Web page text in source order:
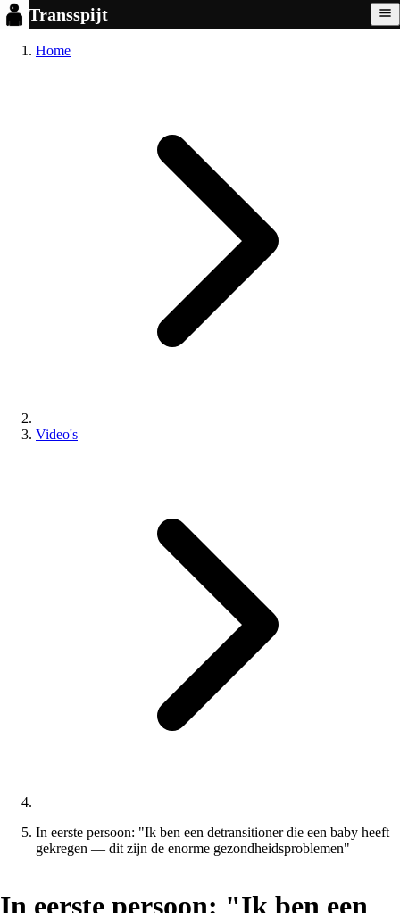
Transspijt
Home
Video's
In eerste persoon: "Ik ben een detransitioner die een baby heeft
gekregen — dit zijn de enorme gezondheidsproblemen"
In eerste persoon: "Ik ben een